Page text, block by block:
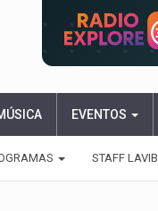
EVENTOS
STAFF